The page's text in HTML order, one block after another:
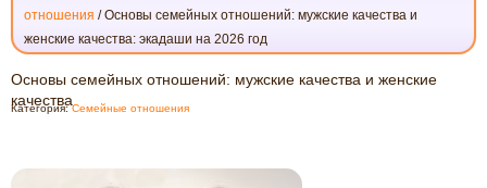
отношения /Основы семейных отношений: мужские качества и
женские качества: экадаши на 2026 год
ОСНОВЫ
СЕМЕЙНЫХ
КАЧЕСТВА
Основы семейных отношений: мужские качества и женские
качества
Категория:Семейные отношения